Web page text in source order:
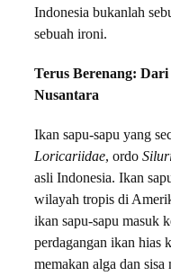
Indonesia bukanlah
sebuah ironi.
Terus Berenang:
Nusantara
Ikan sapu-sapu yang
Loricariidae, ordo
asli Indonesia. Ikan
wilayah tropis di
ikan sapu-sapu masuk
perdagangan ikan hias
memakan alga dan